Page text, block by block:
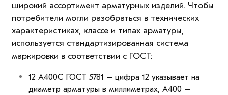
широкий ассортимент арматурных изделий. Чтобы
потребители могли разобраться в технических
характеристиках, классе и типах арматуры,
используется стандартизированная система
маркировки в соответствии с ГОСТ:
12 А400С ГОСТ 5781 – цифра 12 указывает на
диаметр арматуры в миллиметрах, А400 –